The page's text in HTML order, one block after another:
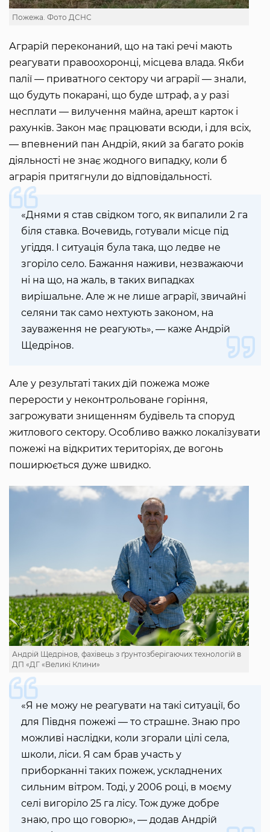
Пожежа. Фото ДСНС
Аграрій переконаний, що на такі речі мають
реагувати правоохоронці, місцева влада. Якби
палії — приватного сектору чи аграрії — знали,
що будуть покарані, що буде штраф, а у разі
несплати — вилучення майна, арешт карток і
рахунків. Закон має працювати всюди, і для всіх,
— впевнений пан Андрій, який за багато років
діяльності не знає жодного випадку, коли б
аграрія притягнули до відповідальності.
«Днями я став свідком того, як випалили 2 га
біля ставка. Вочевидь, готували місце під
угіддя. І ситуація була така, що ледве не
згоріло село. Бажання наживи, незважаючи
ні на що, на жаль, в таких випадках
вирішальне. Але ж не лише аграрії, звичайні
селяни так само нехтують законом, на
зауваження не реагують», — каже Андрій
Щедрінов.
Але у результаті таких дій пожежа може
перерости у неконтрольоване горіння,
загрожувати знищенням будівель та споруд
житлового сектору. Особливо важко локалізувати
пожежі на відкритих територіях, де вогонь
поширюється дуже швидко.
Андрій Щедрінов, фахівець з ґрунтозберігаючих технологій в
ДП «ДГ «Великі Клини»
«Я не можу не реагувати на такі ситуації, бо
для Півдня пожежі — то страшне. Знаю про
можливі наслідки, коли згорали цілі села,
школи, ліси. Я сам брав участь у
приборканні таких пожеж, ускладнених
сильним вітром. Тоді, у 2006 році, в моєму
селі вигоріло 25 га лісу. Тож дуже добре
знаю, про що говорю», — додав Андрій